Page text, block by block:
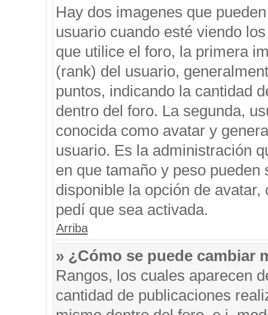
Hay dos imagenes que
usuario cuando esté viendo
que utilice el foro, la primera
(rank) del usuario,
puntos, indicando la cantidad
dentro del foro. La segunda,
conocida como avatar y
usuario. Es la administración
en que tamaño y peso
disponible la opción de
pedí que sea activada.
Arriba
» ¿Cómo se puede cambiar
Rangos, los cuales aparecen
cantidad de publicaciones